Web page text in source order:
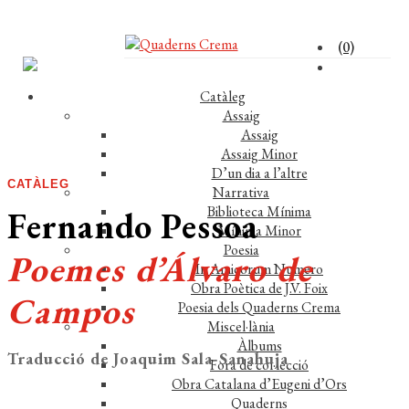
(0)
Catàleg
Assaig
Assaig
Assaig Minor
D’un dia a l’altre
Narrativa
Biblioteca Mínima
Mínima Minor
Poesia
In Amicorum Numero
Obra Poètica de J.V. Foix
Poesia dels Quaderns Crema
Miscel·lània
Àlbums
Fora de col·lecció
Obra Catalana d’Eugeni d’Ors
Quaderns
CATÀLEG
Fernando Pessoa
Poemes d’Álvaro de
Campos
Traducció de Joaquim Sala-Sanahuja